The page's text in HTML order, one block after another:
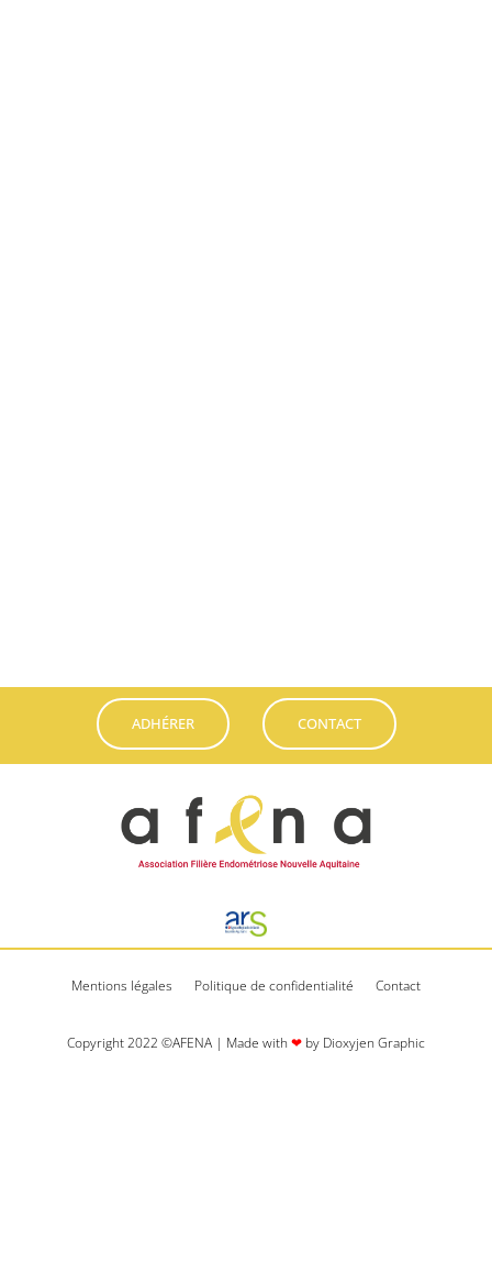
ADHÉRER CONTACT
Mentions légales Politique de confidentialité Contact
Copyright 2022 ©AFENA | Made with ❤ by Dioxyjen Graphic​​